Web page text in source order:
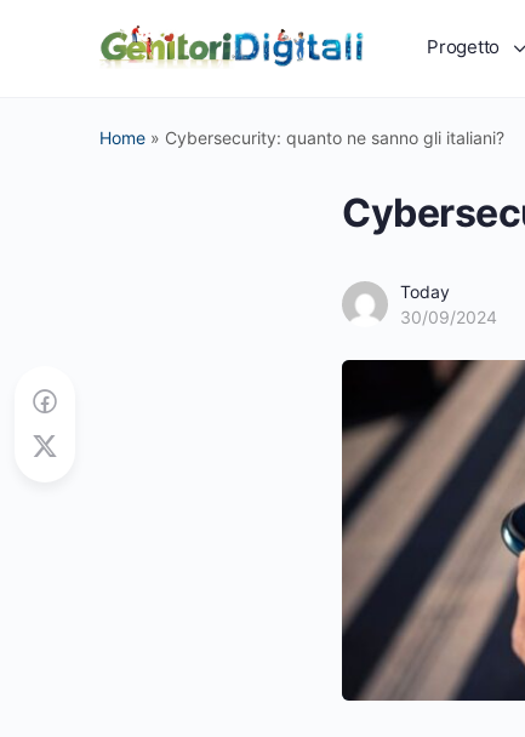
Progetto
Home » Cybersecurity: quanto ne sanno gli italiani?
Today
30/09/2024